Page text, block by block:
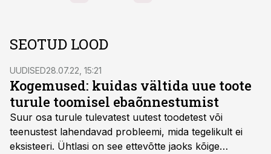
SEOTUD LOOD
UUDISED28.07.22, 15:21
Kogemused: kuidas vältida uue toote
turule toomisel ebaõnnestumist
Suur osa turule tulevatest uutest toodetest või
teenustest lahendavad probleemi, mida tegelikult ei
eksisteeri. Ühtlasi on see ettevõtte jaoks kõige